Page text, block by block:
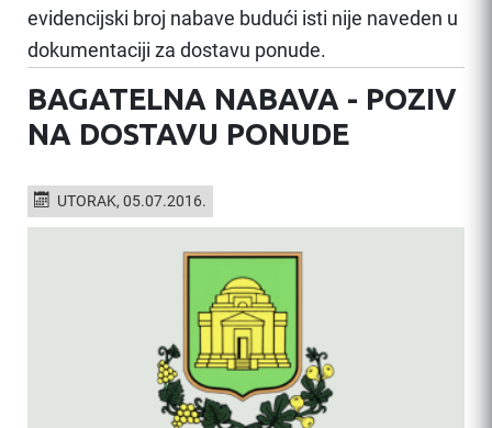
evidencijski broj nabave budući isti nije naveden u
dokumentaciji za dostavu ponude.
BAGATELNA NABAVA - POZIV
NA DOSTAVU PONUDE
UTORAK, 05.07.2016.